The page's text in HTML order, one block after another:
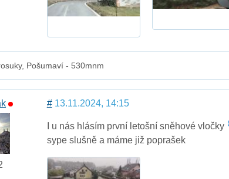
Pošumaví - 530mnm
#13.11.2024, 14:15
I u nás hlásím první letošní sněhové vločky
sype slušně a máme již poprašek